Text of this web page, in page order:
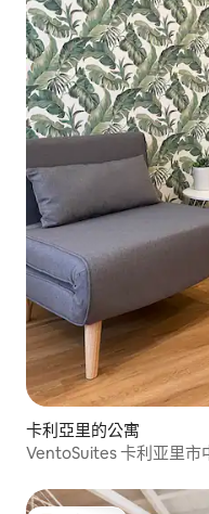
卡利亞里的公寓
VentoSuites 卡利亚里市